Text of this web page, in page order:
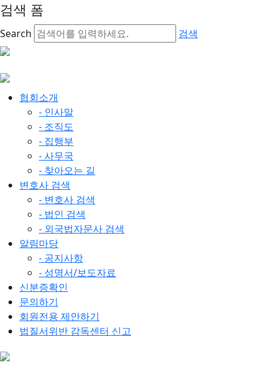
검색 폼
Search 검색
협회소개
- 인사말
- 조직도
- 집행부
- 사무국
- 찾아오는 길
변호사 검색
- 변호사 검색
- 법인 검색
- 외국법자문사 검색
알림마당
- 공지사항
- 성명서/보도자료
신분증확인
문의하기
회원전용 제안하기
법질서위반 감독센터 신고